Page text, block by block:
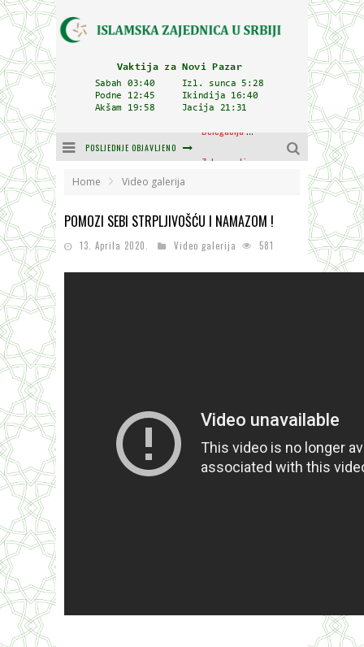
POSLJEDNJE OBJAVLJENO
Mešihat IZ-e u Srbiji i CHR Hajrat donirali obuću i odjeću za džemat u Kragujevcu
Orijentalna kuća Osman-age Trtovca u Novom Pazaru
Home Video galerija
POMOZI SEBI STRPLJIVOŠĆU I NAMAZOM !
13. Aprila 2020. Video galerija 581